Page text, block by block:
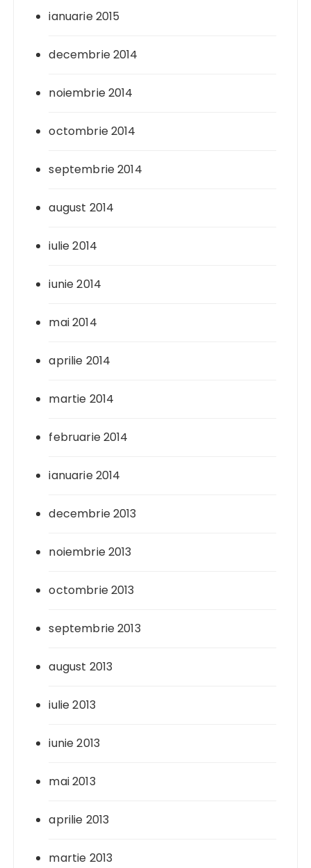
ianuarie 2015
decembrie 2014
noiembrie 2014
octombrie 2014
septembrie 2014
august 2014
iulie 2014
iunie 2014
mai 2014
aprilie 2014
martie 2014
februarie 2014
ianuarie 2014
decembrie 2013
noiembrie 2013
octombrie 2013
septembrie 2013
august 2013
iulie 2013
iunie 2013
mai 2013
aprilie 2013
martie 2013